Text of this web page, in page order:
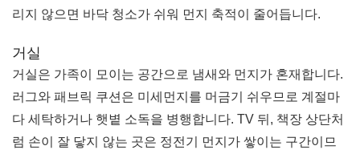
리지 않으면 바닥 청소가 쉬워 먼지 축적이 줄어듭니다.
거실
거실은 가족이 모이는 공간으로 냄새와 먼지가 혼재합니다.
러그와 패브릭 쿠션은 미세먼지를 머금기 쉬우므로 계절마
다 세탁하거나 햇볕 소독을 병행합니다. TV 뒤, 책장 상단처
럼 손이 잘 닿지 않는 곳은 정전기 먼지가 쌓이는 구간이므